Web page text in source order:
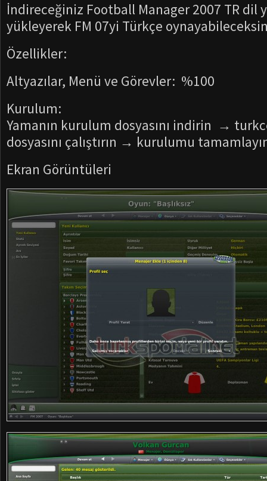
İndireceğiniz Football Manager 2007 TR dil
yükleyerek FM 07yi Türkçe
Özellikler:
Altyazılar, Menü ve Görevler: %100
Kurulum:
Yamanın kurulum dosyasını indirin →
dosyasını çalıştırın → kurulumu
Ekran Görüntüleri